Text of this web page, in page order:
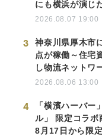
にも横浜が演じ
2026.08.07 19:00
3
神奈川県厚木市
点が稼働～住宅
し物流ネットワ
2026.08.06 13:00
4
「横濱ハーバー
ル」 限定コラ
8月17日から限